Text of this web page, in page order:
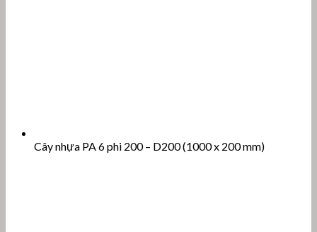
Cây nhựa PA 6 phi 200 – D200 (1000 x 200 mm)